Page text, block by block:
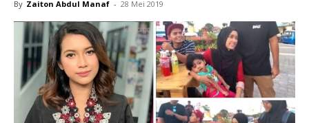
By Zaiton Abdul Manaf - 28 Mei 2019